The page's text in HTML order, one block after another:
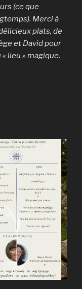
(ce que
Merci à
plats, de
et David pour
lieu » magique.